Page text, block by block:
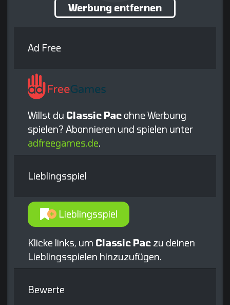
Werbung entfernen
Ad Free
Willst du Classic Pac ohne Werbung
spielen? Abonnieren und spielen unter
adfreegames.de.
Lieblingsspiel
Lieblingsspiel
Klicke links, um Classic Pac zu deinen
Lieblingsspielen hinzuzufügen.
Bewerte